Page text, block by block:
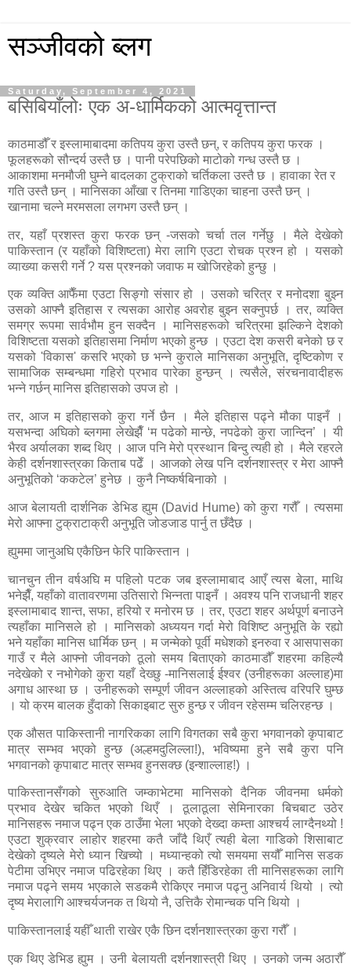
सञ्जीवको ब्लग
Saturday, September 4, 2021
बसिबियाँलोः एक अ-धार्मिकको आत्मवृत्तान्त
काठमाडौँ र इस्लामाबादमा कतिपय कुरा उस्तै छन्, र कतिपय कुरा फरक ।
फूलहरूको सौन्दर्य उस्तै छ । पानी परेपछिको माटोको गन्ध उस्तै छ ।
आकाशमा मनमौजी घुम्ने बादलका टुक्राको चर्तिकला उस्तै छ । हावाका रेत र
गति उस्तै छन् । मानिसका आँखा र तिनमा गाडिएका चाहना उस्तै छन् ।
खानामा चल्ने मरमसला लगभग उस्तै छन् ।
तर, यहाँ प्रशस्त कुरा फरक छन् -जसको चर्चा तल गर्नेछु । मैले देखेको
पाकिस्तान (र यहाँको विशिष्टता) मेरा लागि एउटा रोचक प्रश्न हो । यसको
व्याख्या कसरी गर्ने ? यस प्रश्नको जवाफ म खोजिरहेको हुन्छु ।
एक व्यक्ति आफैँमा एउटा सिङ्गो संसार हो । उसको चरित्र र मनोदशा बुझ्न
उसको आफ्नै इतिहास र त्यसका आरोह अवरोह बुझ्न सक्नुपर्छ । तर, व्यक्ति
समग्र रूपमा सार्वभौम हुन सक्दैन । मानिसहरूको चरित्रमा झल्किने देशको
विशिष्टता यसको इतिहासमा निर्माण भएको हुन्छ । एउटा देश कसरी बनेको छ र
यसको 'विकास' कसरि भएको छ भन्ने कुराले मानिसका अनुभूति, दृष्टिकोण र
सामाजिक सम्बन्धमा गहिरो प्रभाव पारेका हुन्छन् । त्यसैले, संरचनावादीहरू
भन्ने गर्छन् मानिस इतिहासको उपज हो ।
तर, आज म इतिहासको कुरा गर्ने छैन । मैले इतिहास पढ्ने मौका पाइनँ ।
यसभन्दा अघिको ब्लगमा लेखेझैँ ‘म पढेको मान्छे, नपढेको कुरा जान्दिन’ । यी
भैरव अर्यालका शब्द थिए । आज पनि मेरो प्रस्थान बिन्दु त्यही हो । मैले रहरले
केही दर्शनशास्त्रका किताब पढेँ । आजको लेख पनि दर्शनशास्त्र र मेरा आफ्नै
अनुभूतिको ‘ककटेल’ हुनेछ । कुनै निष्कर्षबिनाको ।
आज बेलायती दार्शनिक डेभिड ह्युम (David Hume)को कुरा गरौँ । त्यसमा
मेरो आफ्ना टुक्राटाक्री अनुभूति जोडजाड पार्नु त छँदैछ ।
ह्युममा जानुअघि एकैछिन फेरि पाकिस्तान ।
चानचुन तीन वर्षअघि म पहिलो पटक जब इस्लामाबाद आएँ त्यस बेला, माथि
भनेझैँ, यहाँको वातावरणमा उतिसारो भिन्नता पाइनँ । अवश्य पनि राजधानी शहर
इस्लामाबाद शान्त, सफा, हरियो र मनोरम छ । तर, एउटा शहर अर्थपूर्ण बनाउने
त्यहाँका मानिसले हो । मानिसको अध्ययन गर्दा मेरो विशिष्ट अनुभूति के रह्यो
भने यहाँका मानिस धार्मिक छन् । म जन्मेको पूर्वी मधेशको इनरुवा र आसपासका
गाउँ र मैले आफ्नो जीवनको ठूलो समय बिताएको काठमाडौँ शहरमा कहिल्यै
नदेखेको र नभोगेको कुरा यहाँ देख्छु -मानिसलाई ईश्वर (उनीहरूका अल्लाह)मा
अगाध आस्था छ । उनीहरूको सम्पूर्ण जीवन अल्लाहको अस्तित्व वरिपरि घुम्छ
। यो क्रम बालक हुँदाको सिकाइबाट सुरु हुन्छ र जीवन रहेसम्म चलिरहन्छ ।
एक औसत पाकिस्तानी नागरिकका लागि विगतका सबै कुरा भगवानको कृपाबाट
मात्र सम्भव भएको हुन्छ (अल्हमदुलिल्ला!), भविष्यमा हुने सबै कुरा पनि
भगवानको कृपाबाट मात्र सम्भव हुनसक्छ (इन्शाल्लाह!) ।
पाकिस्तानसँगको सुरुआति जम्काभेटमा मानिसको दैनिक जीवनमा धर्मको
प्रभाव देखेर चकित भएको थिएँ । ठूलाठूला सेमिनारका बिचबाट उठेर
मानिसहरू नमाज पढ्न एक ठाउँमा भेला भएको देख्दा कम्ता आश्चर्य लाग्दैनथ्यो !
एउटा शुक्रवार लाहोर शहरमा कतै जाँदै थिएँ त्यही बेला गाडिको शिसाबाट
देखेको दृष्यले मेरो ध्यान खिच्यो । मध्यान्हको त्यो समयमा सयौँ मानिस सडक
पेटीमा उभिएर नमाज पढिरहेका थिए ।कतै हिँडिरहेका ती मानिसहरूका लागि
नमाज पढ्ने समय भएकाले सडकमै रोकिएर नमाज पढ्नु अनिवार्य थियो । त्यो
दृष्य मेरालागि आश्चर्यजनक त थियो नै, उत्तिकै रोमान्चक पनि थियो ।
पाकिस्तानलाई यहीँ थाती राखेर एकै छिन दर्शनशास्त्रका कुरा गरौँ ।
एक थिए डेभिड ह्युम । उनी बेलायती दर्शनशास्त्री थिए । उनको जन्म अठारौँ